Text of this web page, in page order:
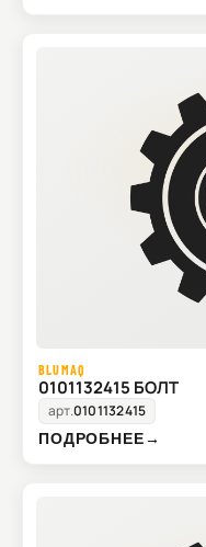
BLUMAQ
0101132415 БОЛТ
арт.0101132415
ПОДРОБНЕЕ→